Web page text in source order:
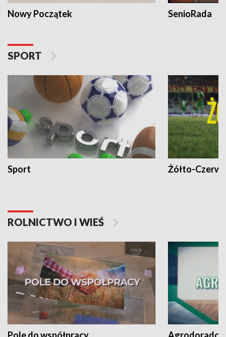
Nowy Początek SenioRada
SPORT
Sport Żółto-
ROLNICTWO I WIEŚ